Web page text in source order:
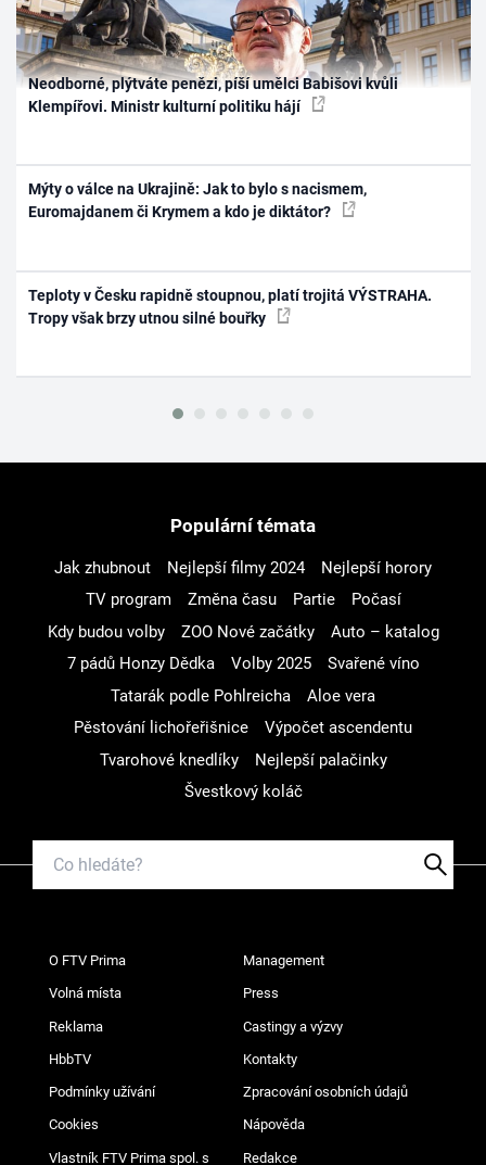
Neodborné, plýtváte penězi, píší umělci Babišovi kvůli
Klempířovi. Ministr kulturní politiku hájí
Mýty o válce na Ukrajině: Jak to bylo s nacismem,
Euromajdanem či Krymem a kdo je diktátor?
Teploty v Česku rapidně stoupnou, platí trojitá VÝSTRAHA.
Tropy však brzy utnou silné bouřky
Populární témata
Jak zhubnout Nejlepší filmy 2024
Nejlepší horory
TV program
Změna času Partie
Počasí
Kdy budou volby
ZOO Nové začátky
Auto – katalog
7 pádů Honzy Dědka
Volby 2025
Svařené víno
Tatarák podle Pohlreicha
Aloe vera
Pěstování lichořeřišnice
Výpočet ascendentu
Tvarohové knedlíky
Nejlepší palačinky
Švestkový koláč
O FTV Prima Management
Volná místa Press
Reklama Castingy a výzvy
HbbTV Kontakty
Podmínky užívání Zpracování osobních údajů
Cookies Nápověda
Vlastník FTV Prima spol. s Redakce